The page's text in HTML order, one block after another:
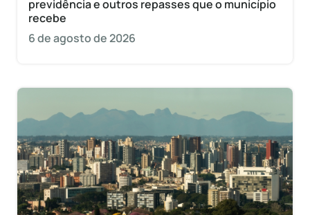
previdência e outros repasses que o município
recebe
6 de agosto de 2026